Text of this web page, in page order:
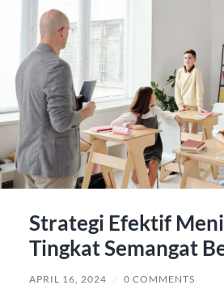
Strategi Efektif
Tingkat Semangat
APRIL 16, 2024 / 0 COMMENTS